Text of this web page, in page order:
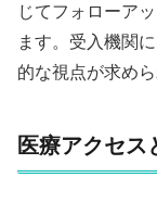
じてフォローア
ます。受入機関
的な視点が求めら
医療アクセス